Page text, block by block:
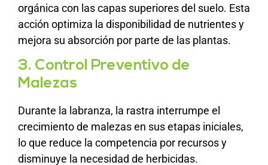
orgánica con las capas superiores del suelo. Esta
acción optimiza la disponibilidad de nutrientes y
mejora su absorción por parte de las plantas.
3. Control Preventivo de
Malezas
Durante la labranza, la rastra interrumpe el
crecimiento de malezas en sus etapas iniciales,
lo que reduce la competencia por recursos y
disminuye la necesidad de herbicidas.